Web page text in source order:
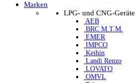
Marken
LPG- und CNG-Geräte
AEB
BRC M.T.M.
EMER
IMPCO
Keihin
Landi Renzo
LOVATO
OMVL